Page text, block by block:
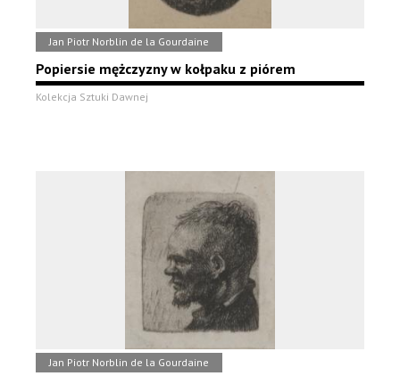
Jan Piotr Norblin de la Gourdaine
Popiersie mężczyzny w kołpaku z piórem
Kolekcja Sztuki Dawnej
Jan Piotr Norblin de la Gourdaine